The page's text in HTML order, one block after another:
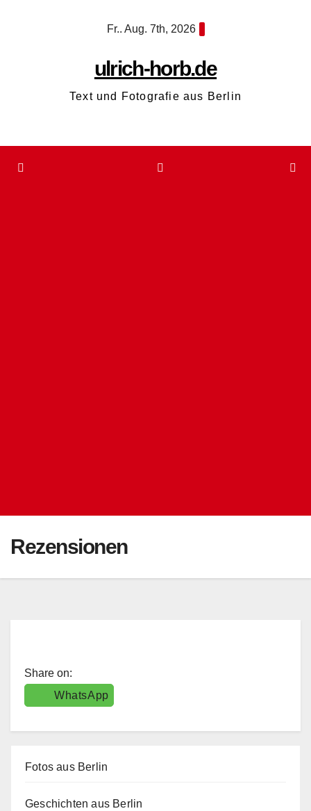
Fr.. Aug. 7th, 2026
ulrich-horb.de
Text und Fotografie aus Berlin
Rezensionen
Share on:
WhatsApp
Fotos aus Berlin
Geschichten aus Berlin